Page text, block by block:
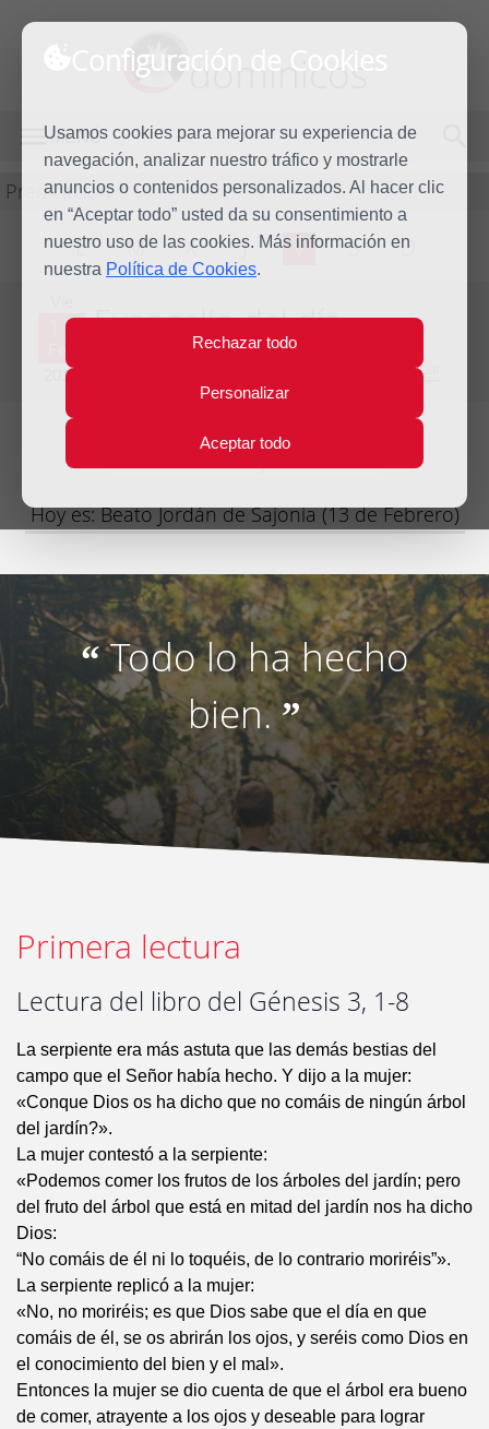
Configuración de Cookies
Usamos cookies para mejorar su experiencia de
navegación, analizar nuestro tráfico y mostrarle
anuncios o contenidos personalizados. Al hacer clic
en “Aceptar todo” usted da su consentimiento a
nuestro uso de las cookies. Más información en
nuestra Política de Cookies.
Rechazar todo
Personalizar
Aceptar todo
dominicos
MENÚ
Predicación
L M X J V S D
13
2015
Evangelio del día
Quinta Semana del Tiempo Ordinario - Año Impar
Lecturas del día y comentario
Hoy es: Beato Jordán de Sajonia (13 de Febrero)
“Todo lo ha hecho
bien.”
Primera lectura
Lectura del libro del Génesis 3, 1-8
La serpiente era más astuta que las demás bestias del
campo que el Señor había hecho. Y dijo a la mujer:
«Conque Dios os ha dicho que no comáis de ningún árbol
del jardín?».
La mujer contestó a la serpiente:
«Podemos comer los frutos de los árboles del jardín; pero
del fruto del árbol que está en mitad del jardín nos ha dicho
Dios:
“No comáis de él ni lo toquéis, de lo contrario moriréis”».
La serpiente replicó a la mujer:
«No, no moriréis; es que Dios sabe que el día en que
comáis de él, se os abrirán los ojos, y seréis como Dios en
el conocimiento del bien y el mal».
Entonces la mujer se dio cuenta de que el árbol era bueno
de comer, atrayente a los ojos y deseable para lograr